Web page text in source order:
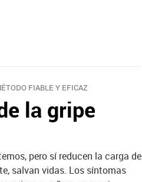
FIABLE Y EFICAZ
la gripe
pero sí reducen la carga de
salvan vidas. Los síntomas